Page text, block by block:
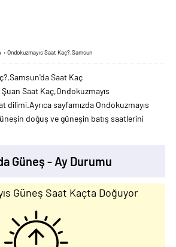
› Ondokuzmayıs Saat Kaç?,Samsun
Saat Kaç
Şuan Saat Kaç,Ondokuzmayıs
dilimi.Ayrıca sayfamızda Ondokuzmayıs
doğuş ve güneşin batış saatlerini
Güneş - Ay Durumu
Güneş Saat Kaçta Doğuyor